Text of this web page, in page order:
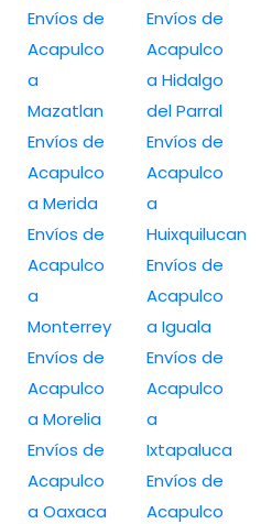
Envíos de
Acapulco
a
Mazatlan
Envíos de
Acapulco
a Merida
Envíos de
Acapulco
a
Monterrey
Envíos de
Acapulco
a Morelia
Envíos de
Acapulco
a Oaxaca
Envíos de
Acapulco
a Hidalgo
del Parral
Envíos de
Acapulco
a
Huixquilucan
Envíos de
Acapulco
a Iguala
Envíos de
Acapulco
a
Ixtapaluca
Envíos de
Acapulco